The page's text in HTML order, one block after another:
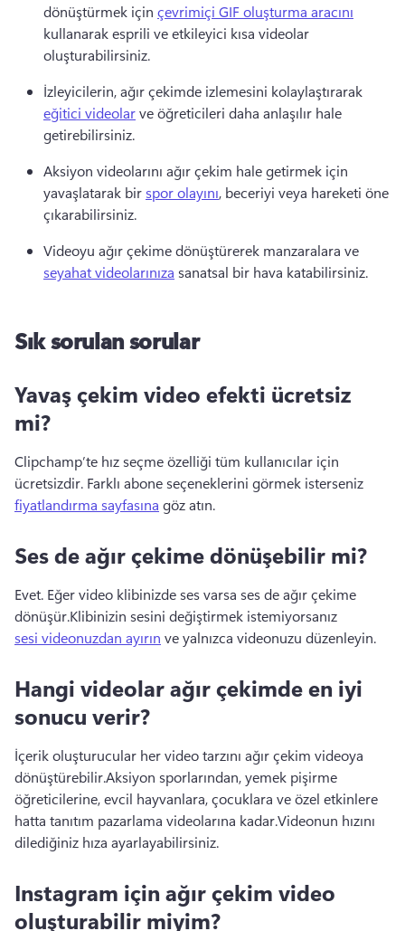
dönüştürmek için çevrimiçi GIF oluşturma aracını
kullanarak esprili ve etkileyici kısa videolar
oluşturabilirsiniz.
İzleyicilerin, ağır çekimde izlemesini kolaylaştırarak
eğitici videolar ve öğreticileri daha anlaşılır hale
getirebilirsiniz.
Aksiyon videolarını ağır çekim hale getirmek için
yavaşlatarak bir spor olayını, beceriyi veya hareketi öne
çıkarabilirsiniz.
Videoyu ağır çekime dönüştürerek manzaralara ve
seyahat videolarınıza sanatsal bir hava katabilirsiniz.
Sık sorulan sorular
Yavaş çekim video efekti ücretsiz
mi?
Clipchamp’te hız seçme özelliği tüm kullanıcılar için
ücretsizdir. Farklı abone seçeneklerini görmek isterseniz
fiyatlandırma sayfasına göz atın.
Ses de ağır çekime dönüşebilir mi?
Evet. Eğer video klibinizde ses varsa ses de ağır çekime
dönüşür.Klibinizin sesini değiştirmek istemiyorsanız
sesi videonuzdan ayırın ve yalnızca videonuzu düzenleyin.
Hangi videolar ağır çekimde en iyi
sonucu verir?
İçerik oluşturucular her video tarzını ağır çekim videoya
dönüştürebilir.Aksiyon sporlarından, yemek pişirme
öğreticilerine, evcil hayvanlara, çocuklara ve özel etkinlere
hatta tanıtım pazarlama videolarına kadar.Videonun hızını
dilediğiniz hıza ayarlayabilirsiniz.
Instagram için ağır çekim video
oluşturabilir miyim?